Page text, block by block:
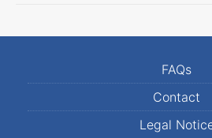
FAQs
Contact
Legal